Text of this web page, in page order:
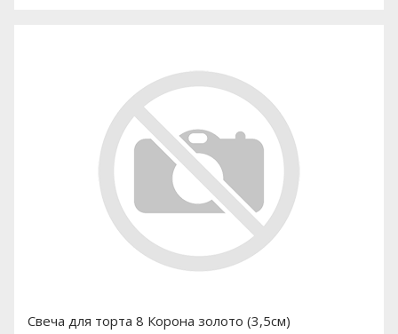
Свеча для торта 8 Корона золото (3,5см)